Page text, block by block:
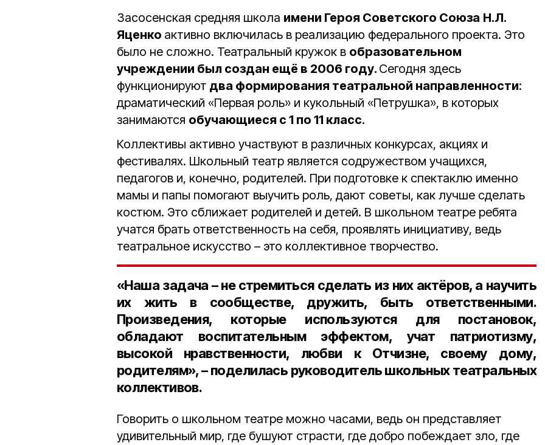
Засосенская средняя школа имени Героя Советского Союза Н.Л.
Яценко активно включилась в реализацию федерального проекта. Это
было не сложно. Театральный кружок в образовательном
учреждении был создан ещё в 2006 году. Сегодня здесь
функционируют два формирования театральной направленности:
драматический «Первая роль» и кукольный «Петрушка», в которых
занимаются обучающиеся с 1 по 11 класс.
Коллективы активно участвуют в различных конкурсах, акциях и
фестивалях. Школьный театр является содружеством учащихся,
педагогов и, конечно, родителей. При подготовке к спектаклю именно
мамы и папы помогают выучить роль, дают советы, как лучше сделать
костюм. Это сближает родителей и детей. В школьном театре ребята
учатся брать ответственность на себя, проявлять инициативу, ведь
театральное искусство – это коллективное творчество.
«Наша задача – не стремиться сделать из них актёров, а научить
их жить в сообществе, дружить, быть ответственными.
Произведения, которые используются для постановок,
обладают воспитательным эффектом, учат патриотизму,
высокой нравственности, любви к Отчизне, своему дому,
родителям», – поделилась руководитель школьных театральных
коллективов.
Говорить о школьном театре можно часами, ведь он представляет
удивительный мир, где бушуют страсти, где добро побеждает зло, где